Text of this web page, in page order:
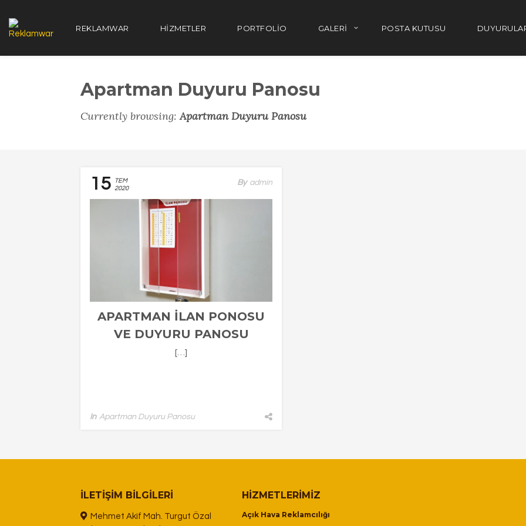
REKLAMWAR HIZMETLER PORTFOLIO GALERI POSTA KUTUSU
Apartman Duyuru Panosu
Currently browsing:Apartman Duyuru Panosu
15
TEM
2020
By Admin
APARTMAN İLAN PONOSU
VE DUYURU PANOSU
[…]
In Apartman Duyuru Panosu
İLETIŞIM BILGILERI
Mehmet Akif Mah. Turgut Özal
HIZMETLERIMIZ
Açık Hava Reklamcılığı